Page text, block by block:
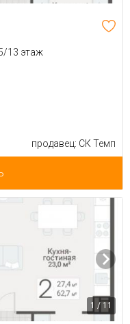
13 этаж
продавец: СК Темп
1 / 11